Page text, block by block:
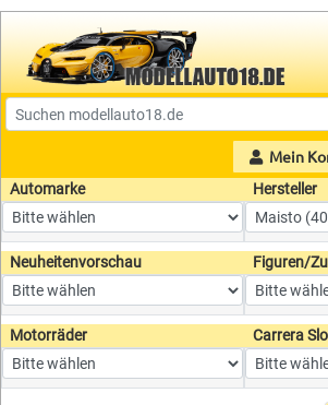
Mein
Automarke Hersteller
Neuheitenvorschau Figuren/
Motorräder Carrera